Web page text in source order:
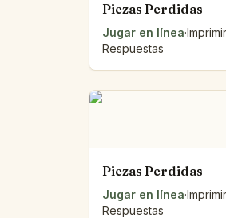
Piezas Perdidas
Jugar en línea·
Respuestas
Piezas Perdidas
Jugar en línea·
Respuestas